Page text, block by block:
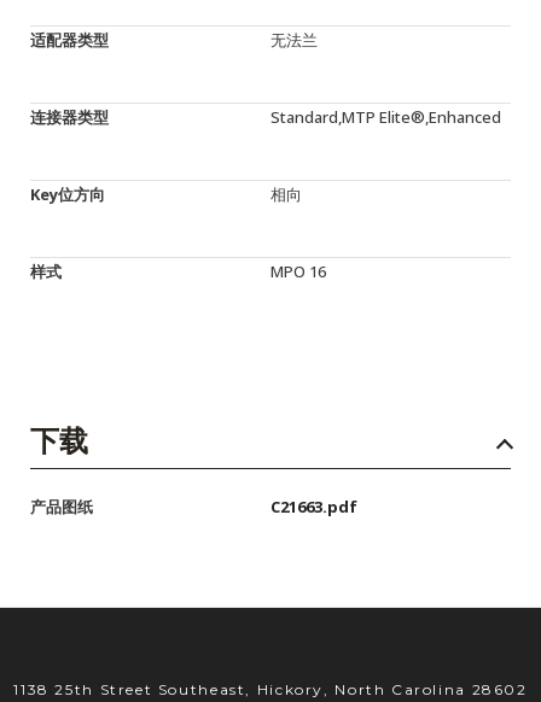
适配器类型 无法兰
连接器类型 Standard,MTP Elite®,Enhanced
Key位方向 相向
样式 MPO 16
下载
产品图纸 C21663.pdf
1138 25th Street Southeast, Hickory, North Carolina 28602